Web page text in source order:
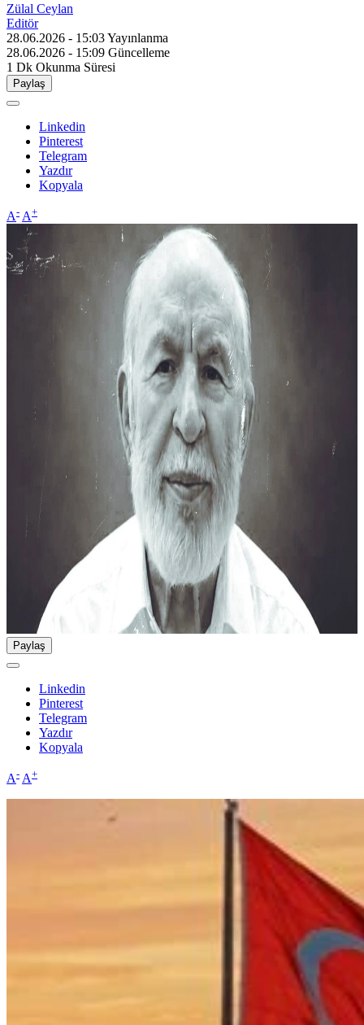
Zülal Ceylan
Editör
28.06.2026 - 15:03Yayınlanma
28.06.2026 - 15:09 Güncelleme
1 Dk Okunma Süresi
Paylaş
Linkedin
Pinterest
Telegram
Yazdır
Kopyala
A- A+
Paylaş
Linkedin
Pinterest
Telegram
Yazdır
Kopyala
A- A+